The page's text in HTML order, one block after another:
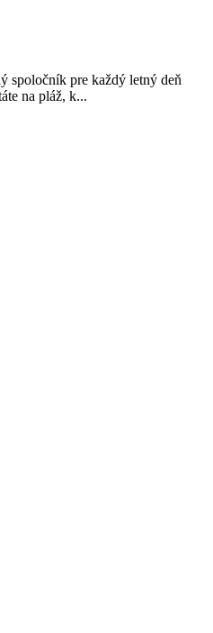
spoločník pre každý letný deň
na pláž, k...